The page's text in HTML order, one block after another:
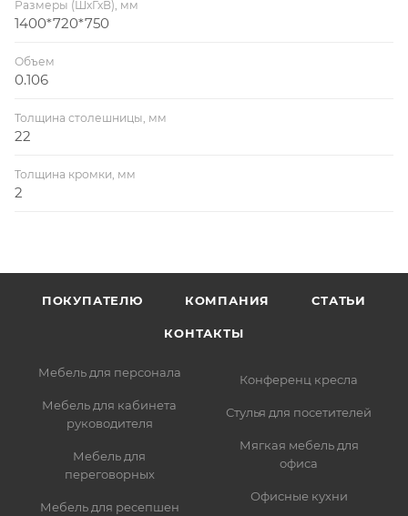
Размеры (ШхГхВ), мм
1400*720*750
Объем
0.106
Толщина столешницы, мм
22
Толщина кромки, мм
2
ПОКУПАТЕЛЮ КОМПАНИЯ СТАТЬИ
КОНТАКТЫ
Мебель для персонала
Мебель для кабинета
руководителя
Мебель для
переговорных
Мебель для ресепшен
Конференц кресла
Стулья для посетителей
Мягкая мебель для
офиса
Офисные кухни